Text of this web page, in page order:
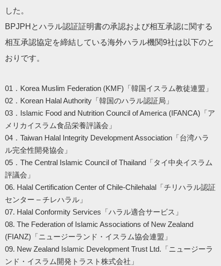
した。
BPJPHとハラル認証証明書の承認および相互承認に関する
相互承認協定を締結している海外ハラル機関9社は以下のと
おりです。
01．Korea Muslim Federation (KMF)「韓国イスラム教徒連盟」
02．Korean Halal Authority「韓国のハラル認証局」
03．Islamic Food and Nutrition Council of America (IFANCA)「ア
メリカイスラム食品栄養評議会」
04．Taiwan Halal Integrity Development Association「台湾ハラ
ル完全性開発協会」
05．The Central Islamic Council of Thailand「タイ中央イスラム
評議会」
06. Halal Certification Center of Chile-Chilehalal「チリハラル認証
センター – チレハラル」
07. Halal Conformity Services「ハラル適合サービス」
08. The Federation of Islamic Associations of New Zealand
(FIANZ)「ニュージーランド・イスラム協会連盟」
09. New Zealand Islamic Development Trust Ltd.「ニュージーラ
ンド・イスラム開発トラスト株式会社」